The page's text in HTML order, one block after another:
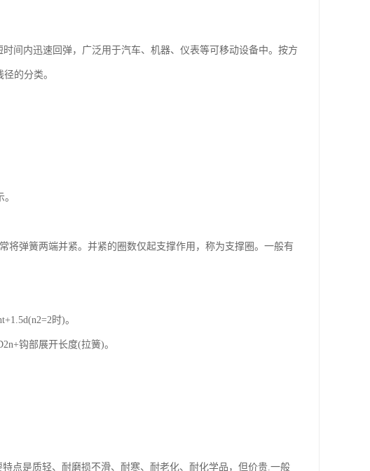
间内迅速回弹，广泛用于汽车、机器、仪表等可移动设备中。按方
的分类。
将弹簧两端并紧。并紧的圈数仅起支撑作用，称为支撑圈。一般有
时)。
钩部展开长度(拉簧)。